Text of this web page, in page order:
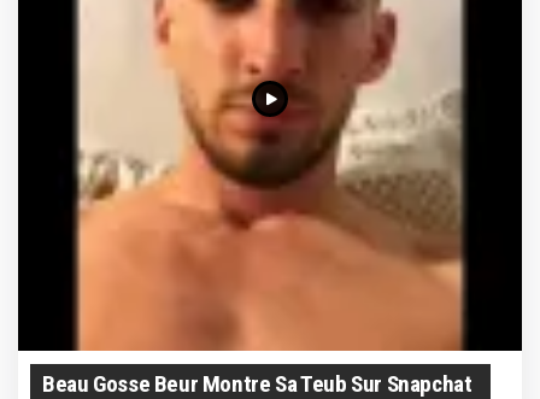
Beau Gosse Beur Montre Sa Teub Sur Snapchat